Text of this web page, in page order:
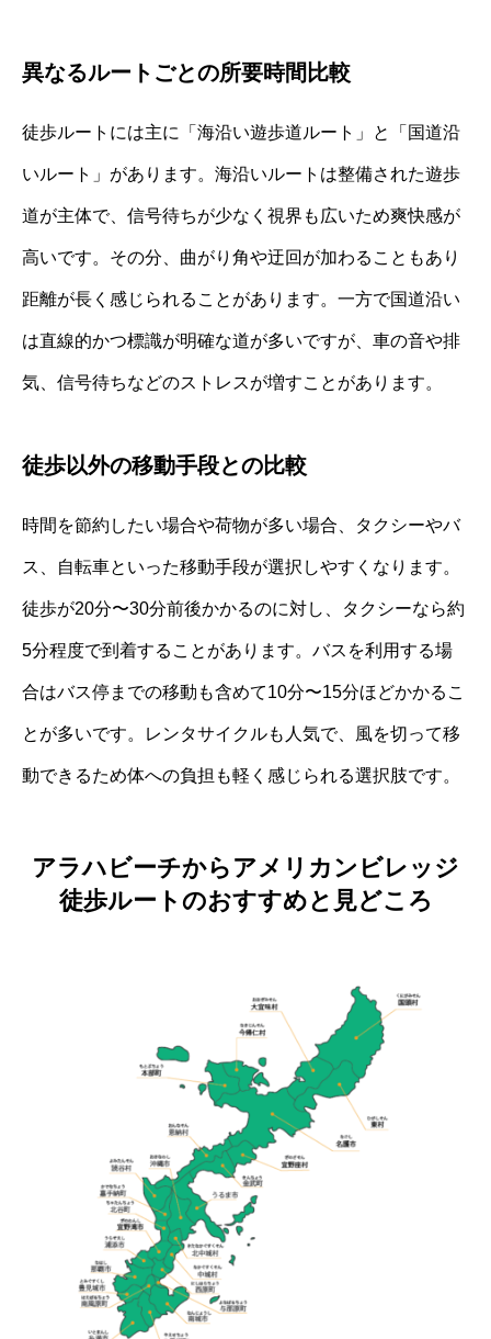
異なるルートごとの所要時間比較
徒歩ルートには主に「海沿い遊歩道ルート」と「国道沿
いルート」があります。海沿いルートは整備された遊歩
道が主体で、信号待ちが少なく視界も広いため爽快感が
高いです。その分、曲がり角や迂回が加わることもあり
距離が長く感じられることがあります。一方で国道沿い
は直線的かつ標識が明確な道が多いですが、車の音や排
気、信号待ちなどのストレスが増すことがあります。
徒歩以外の移動手段との比較
時間を節約したい場合や荷物が多い場合、タクシーやバ
ス、自転車といった移動手段が選択しやすくなります。
徒歩が20分〜30分前後かかるのに対し、タクシーなら約
5分程度で到着することがあります。バスを利用する場
合はバス停までの移動も含めて10分〜15分ほどかかるこ
とが多いです。レンタサイクルも人気で、風を切って移
動できるため体への負担も軽く感じられる選択肢です。
アラハビーチからアメリカンビレッジ
徒歩ルートのおすすめと見どころ